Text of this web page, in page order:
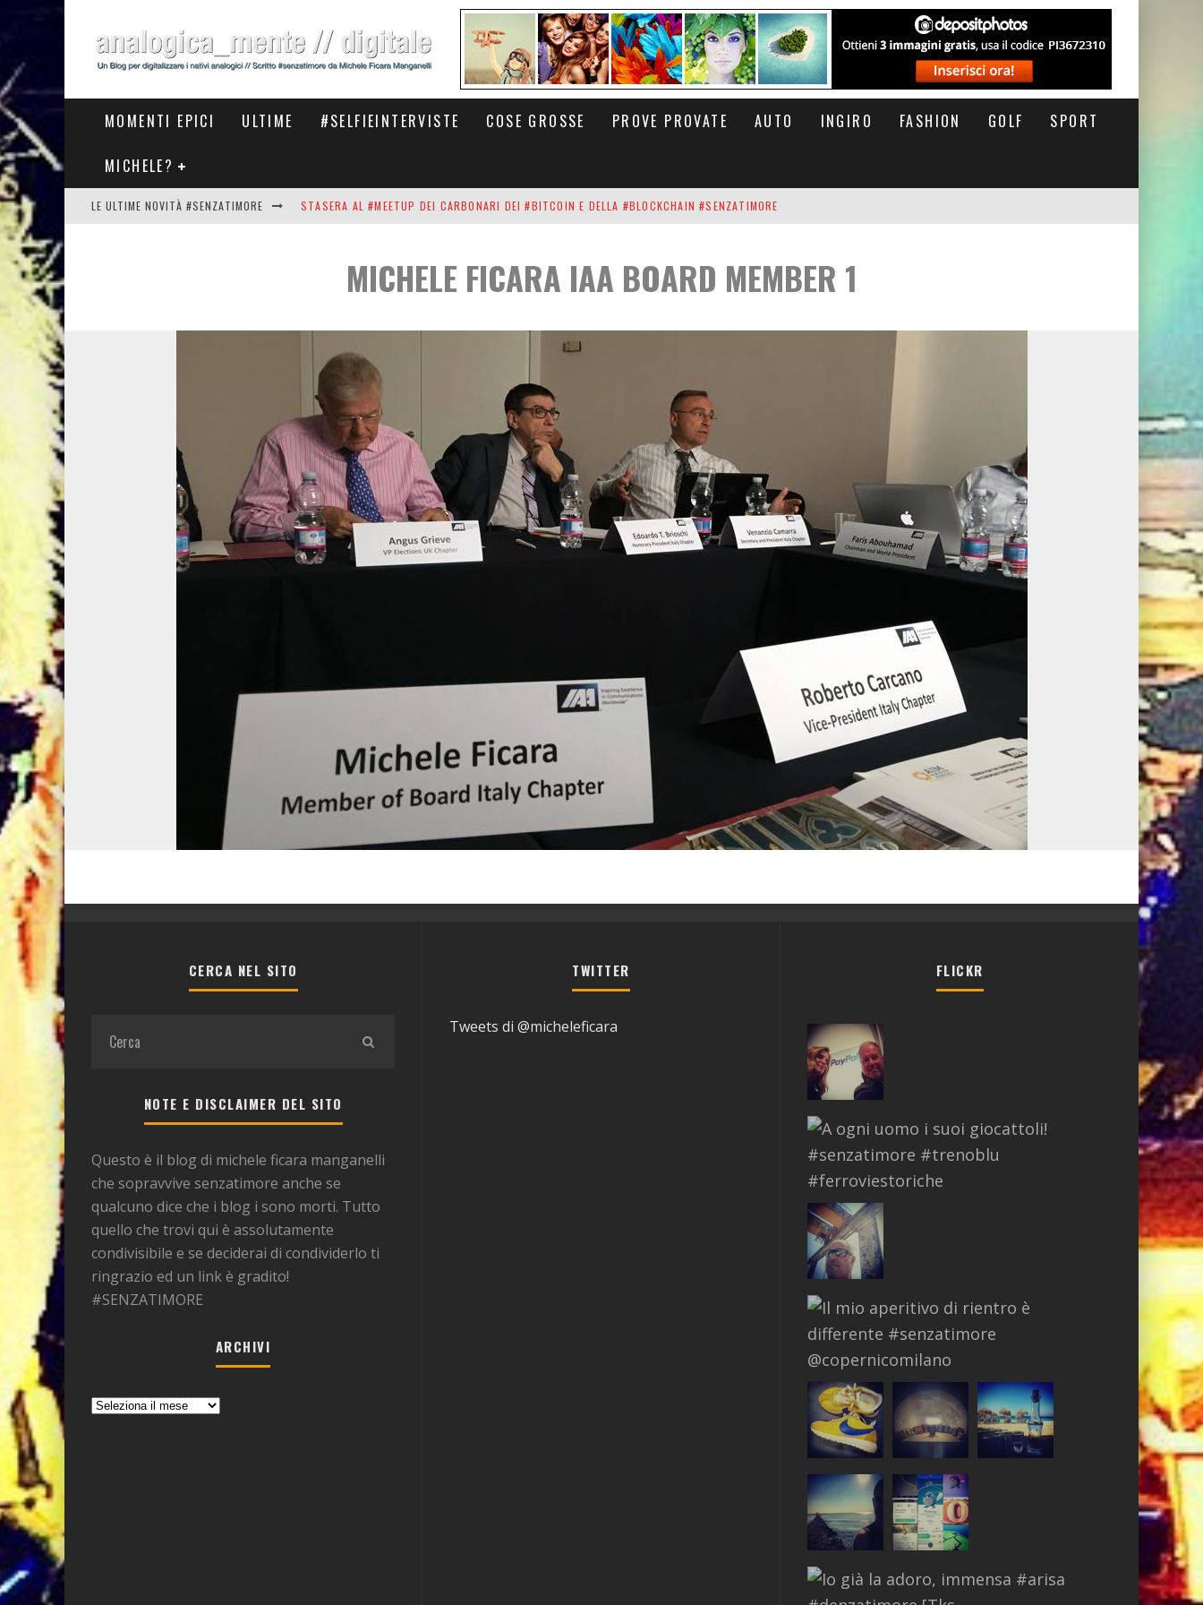
MOMENTI EPICI ULTIME #SELFIEINTERVISTE COSE GROSSE PROVE PROVATE AUTO INGIRO FASHION GOLF SPORT
MICHELE?
LE ULTIME NOVITÀ #SENZATIMORE STASERA AL #MEETUP DEI CARBONARI DEI #BITCOIN E DELLA #BLOCKCHAIN #SENZATIMORE
#COSEDILAVORO LA PORTA DELL'INFERNO È QUI: IL CENTRO COMMERCIALE DI ARESE OLTRE 10 KM DI CODA. POTETE MORIRE QUI.
MICHELE FICARA IAA BOARD MEMBER 1
CERCA NEL SITO
NOTE E DISCLAIMER DEL SITO
Questo è il blog di michele ficara manganelli
che sopravvive senzatimore anche se
qualcuno dice che i blog i sono morti. Tutto
quello che trovi qui è assolutamente
condivisibile e se deciderai di condividerlo ti
ringrazio ed un link è gradito!
#SENZATIMORE
ARCHIVI
Archivi
TWITTER
Tweets di @micheleficara
FLICKR